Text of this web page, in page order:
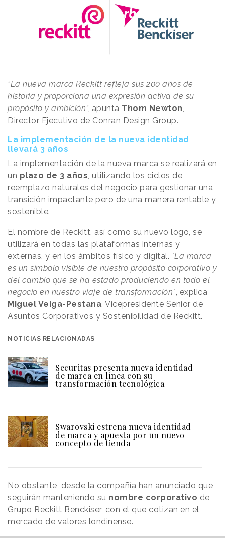
“La nueva marca Reckitt refleja sus 200 años de
historia y proporciona una expresión activa de su
propósito y ambición”, apunta Thom Newton
Director Ejecutivo de Conran Design Group.
La implementación de la nueva identidad
llevará 3 años
La implementación de la nueva marca se realizará en
un plazo de 3 años , utilizando los ciclos de
reemplazo naturales del negocio para gestionar una
transición impactante pero de una manera rentable y
sostenible.
El nombre de Reckitt, así como su nuevo logo, se
utilizará en todas las plataformas internas y
externas, y en los ámbitos físico y digital. "La marca
es un símbolo visible de nuestro propósito corporativo y
del cambio que se ha estado produciendo en todo el
negocio en nuestro viaje de transformación" , explica
Miguel Veiga-Pestana , Vicepresidente Senior de
Asuntos Corporativos y Sostenibilidad de Reckitt.
NOTICIAS RELACIONADAS
Securitas presenta nueva identidad
de marca en línea con su
transformación tecnológica
Swarovski estrena nueva identidad
de marca y apuesta por un nuevo
concepto de tienda
No obstante, desde la compañía han anunciado que
seguirán manteniendo su nombre corporativo de
Grupo Reckitt Benckiser, con el que cotizan en el
mercado de valores londinense.